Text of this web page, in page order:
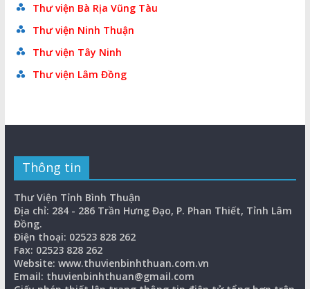
Thư viện Bà Rịa Vũng Tàu
Thư viện Ninh Thuận
Thư viện Tây Ninh
Thư viện Lâm Đồng
Thông tin
Thư Viện Tỉnh Bình Thuận
Địa chỉ: 284 - 286 Trần Hưng Đạo, P. Phan Thiết, Tỉnh Lâm
Đồng.
Điện thoại: 02523 828 262
Fax: 02523 828 262
Website: www.thuvienbinhthuan.com.vn
Email: thuvienbinhthuan@gmail.com